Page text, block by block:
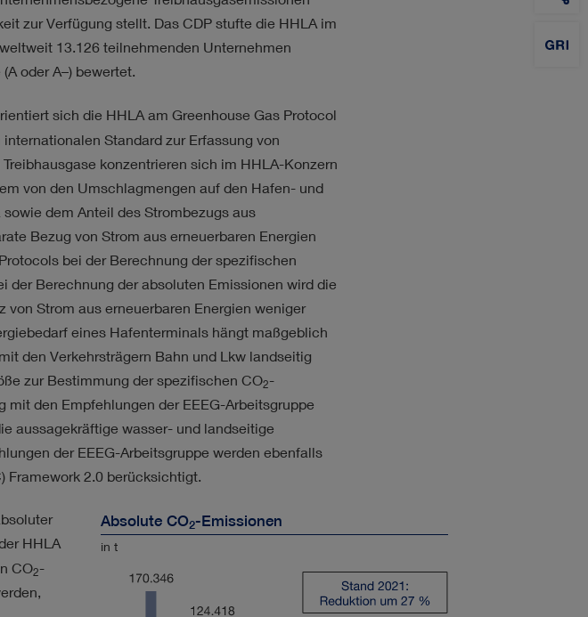
zur Verfügung stellt. Das CDP stufte die HHLA im
13.126 teilnehmenden Unternehmen
oder A–) bewertet.
sich die HHLA am Greenhouse Gas Protocol
Standard zur Erfassung von
konzentrieren sich im HHLA-Konzern
von den Umschlagmengen auf den Hafen- und
dem Anteil des Strombezugs aus
Bezug von Strom aus erneuerbaren Energien
bei der Berechnung der spezifischen
der Berechnung der absoluten Emissionen wird die
Strom aus erneuerbaren Energien weniger
eines Hafenterminals hängt maßgeblich
den Verkehrsträgern Bahn und Lkw landseitig
zur Bestimmung der spezifischen CO2-
den Empfehlungen der EEEG-Arbeitsgruppe
aussagekräftige wasser- und landseitige
der EEEG-Arbeitsgruppe werden ebenfalls
Framework 2.0 berücksichtigt.
Absolute CO2-Emissionen
in t
HHLA
CO2-